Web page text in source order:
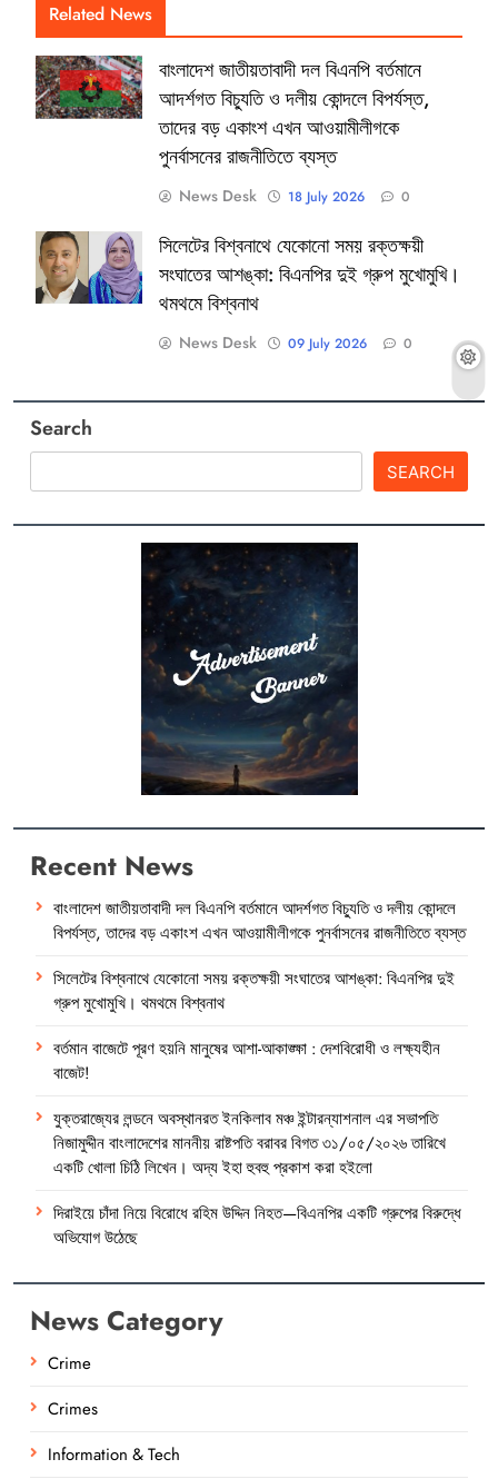
Related News
বাংলাদেশ জাতীয়তাবাদী দল বিএনপি বর্তমানে
আদর্শগত বিচ্যুতি ও দলীয় কোন্দলে বিপর্যস্ত,
তাদের বড় একাংশ এখন আওয়ামীলীগকে
পুনর্বাসনের রাজনীতিতে ব্যস্ত
News Desk 18 July 2026 0
সিলেটের বিশ্বনাথে যেকোনো সময় রক্তক্ষয়ী
সংঘাতের আশঙ্কা: বিএনপির দুই গ্রুপ মুখোমুখি।
থমথমে বিশ্বনাথ
News Desk 09 July 2026 0
Search
SEARCH
Recent News
বাংলাদেশ জাতীয়তাবাদী দল বিএনপি বর্তমানে আদর্শগত বিচ্যুতি ও দলীয় কোন্দলে
বিপর্যস্ত, তাদের বড় একাংশ এখন আওয়ামীলীগকে পুনর্বাসনের রাজনীতিতে ব্যস্ত
সিলেটের বিশ্বনাথে যেকোনো সময় রক্তক্ষয়ী সংঘাতের আশঙ্কা: বিএনপির দুই
গ্রুপ মুখোমুখি। থমথমে বিশ্বনাথ
বর্তমান বাজেটে পূরণ হয়নি মানুষের আশা-আকাঙ্ক্ষা : দেশবিরোধী ও লক্ষ্যহীন
বাজেট!
যুক্তরাজ্যের লন্ডনে অবস্থানরত ইনকিলাব মঞ্চ ইন্টারন্যাশনাল এর সভাপতি
নিজামুদ্দীন বাংলাদেশের মাননীয় রাষ্টপতি বরাবর বিগত ৩১/০৫/২০২৬ তারিখে
একটি খোলা চিঠি লিখেন। অদ্য ইহা হুবহু প্রকাশ করা হইলো
দিরাইয়ে চাঁদা নিয়ে বিরোধে রহিম উদ্দিন নিহত—বিএনপির একটি গ্রুপের বিরুদ্ধে
অভিযোগ উঠেছে
News Category
Crime
Crimes
Information & Tech